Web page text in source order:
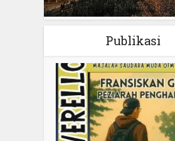
Publikasi